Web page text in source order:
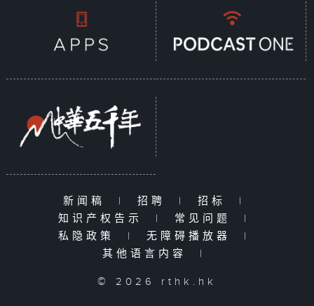
新闻稿 | 招聘 | 招标
|
知识产权告示
| 常见问题
|
私隐政策
| 无障碍播放器
|
其他语言内容
|
© 2026 rthk.hk